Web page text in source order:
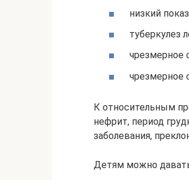
низкий
туберкулез
чрезмерное
чрезмерное
К относительным
нефрит, период
заболевания,
Детям можно